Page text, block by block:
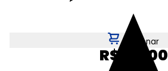
Adicionar
R$ 50,00